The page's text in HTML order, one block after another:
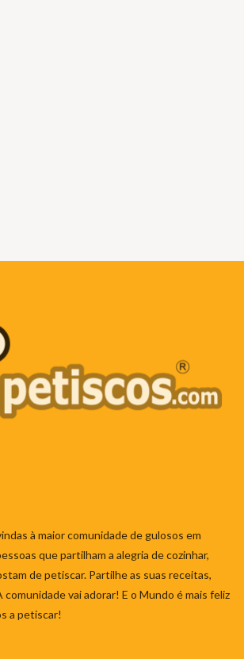
à maior comunidade de gulosos em
que partilham a alegria de cozinhar,
de petiscar. Partilhe as suas receitas,
vai adorar! E o Mundo é mais feliz
a petiscar!